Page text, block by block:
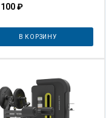
₽
В КОРЗИНУ